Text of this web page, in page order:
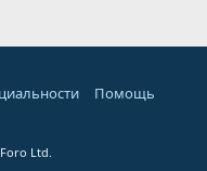
Помощь
Ltd.